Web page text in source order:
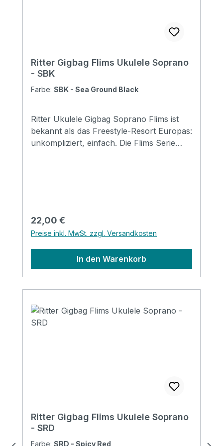
Ritter Gigbag Flims Ukulele Soprano
- SBK
Farbe: SBK - Sea Ground Black
Ritter Ukulele Gigbag Soprano Flims ist
bekannt als das Freestyle-Resort Europas:
unkompliziert, einfach. Die Flims Serie
Specifications Padding construction: 5mm
top/back, 10mm sides high density foam
padding Padding: 5 / 10 mm Pockets: 1
large pocket ( DIN-A4 flat pocket)
Headstock protection: No Reflective logo:
Yes Raincover included: No Front pocket
Regulärer Preis:
22,00 €
Preise inkl. MwSt. zzgl. Versandkosten
In den Warenkorb
Ritter Gigbag Flims Ukulele Soprano
- SRD
Farbe: SRD - Spicy Red